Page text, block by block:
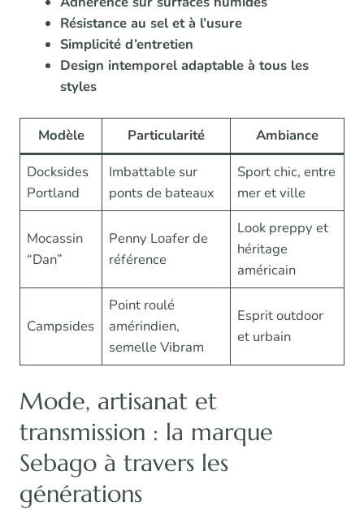
Résistance au sel et à l’usure
Simplicité d’entretien
Design intemporel adaptable à tous les
styles
Modèle Particularité
Ambiance
Docksides
Portland
Imbattable sur
ponts de bateaux
Sport chic, entre
mer et ville
Mocassin
“Dan”
Penny Loafer de
référence
Look preppy et
héritage
américain
Campsides
Point roulé
amérindien,
semelle Vibram
Esprit outdoor
et urbain
Mode, artisanat et
transmission : la marque
Sebago à travers les
générations